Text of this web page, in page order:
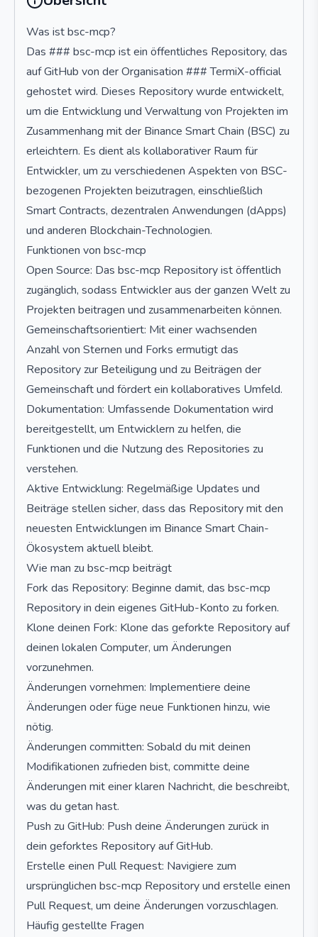
Was ist bsc-mcp?
Das ### bsc-mcp ist ein öffentliches Repository, das
auf GitHub von der Organisation ### TermiX-official
gehostet wird. Dieses Repository wurde entwickelt,
um die Entwicklung und Verwaltung von Projekten im
Zusammenhang mit der Binance Smart Chain (BSC) zu
erleichtern. Es dient als kollaborativer Raum für
Entwickler, um zu verschiedenen Aspekten von BSC-
bezogenen Projekten beizutragen, einschließlich
Smart Contracts, dezentralen Anwendungen (dApps)
und anderen Blockchain-Technologien.
Funktionen von bsc-mcp
Open Source: Das bsc-mcp Repository ist öffentlich
zugänglich, sodass Entwickler aus der ganzen Welt zu
Projekten beitragen und zusammenarbeiten können.
Gemeinschaftsorientiert: Mit einer wachsenden
Anzahl von Sternen und Forks ermutigt das
Repository zur Beteiligung und zu Beiträgen der
Gemeinschaft und fördert ein kollaboratives Umfeld.
Dokumentation: Umfassende Dokumentation wird
bereitgestellt, um Entwicklern zu helfen, die
Funktionen und die Nutzung des Repositories zu
verstehen.
Aktive Entwicklung: Regelmäßige Updates und
Beiträge stellen sicher, dass das Repository mit den
neuesten Entwicklungen im Binance Smart Chain-
Ökosystem aktuell bleibt.
Wie man zu bsc-mcp beiträgt
Fork das Repository: Beginne damit, das bsc-mcp
Repository in dein eigenes GitHub-Konto zu forken.
Klone deinen Fork: Klone das geforkte Repository auf
deinen lokalen Computer, um Änderungen
vorzunehmen.
Änderungen vornehmen: Implementiere deine
Änderungen oder füge neue Funktionen hinzu, wie
nötig.
Änderungen committen: Sobald du mit deinen
Modifikationen zufrieden bist, committe deine
Änderungen mit einer klaren Nachricht, die beschreibt,
was du getan hast.
Push zu GitHub: Push deine Änderungen zurück in
dein geforktes Repository auf GitHub.
Erstelle einen Pull Request: Navigiere zum
ursprünglichen bsc-mcp Repository und erstelle einen
Pull Request, um deine Änderungen vorzuschlagen.
Häufig gestellte Fragen